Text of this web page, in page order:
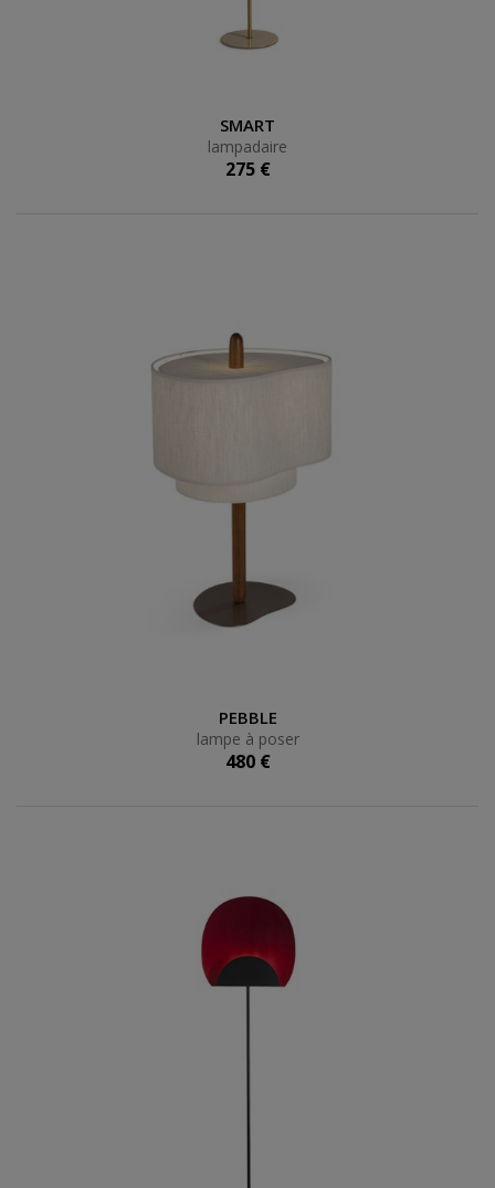
SMART
lampadaire
275 €
PEBBLE
lampe à poser
480 €